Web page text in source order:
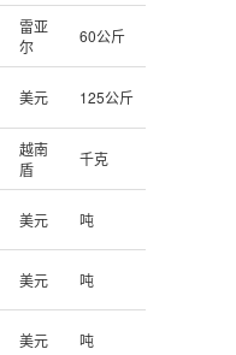
雷亚
尔
60公斤
美元 125公斤
越南
盾
千克
美元 吨
美元 吨
美元 吨